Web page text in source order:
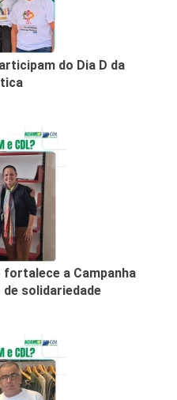
do Dia D da
a Campanha
solidariedade